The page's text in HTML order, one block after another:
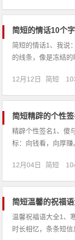
愿，给事业贴心的
简短的情话10个
简短的情话1、我说
的线条，像是冻结
再大，地再广，也唯
着眼睛走你也不会
12月12日 简短
简短精辟的个性
精辟个性签名1、傻
标：向钱看，向厚赚
错觉。 6、越难过越
故才是最善良的成
12月04日 简短
简短温馨的祝福
温馨祝福语大全1、
时长相忆，条条短